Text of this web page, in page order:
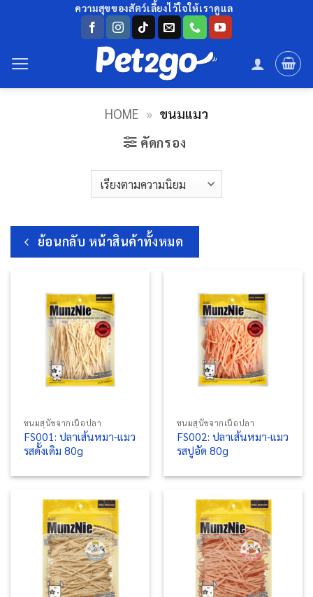
เนื้อหา
ความสุขของสัตว์เลี้ยงไว้ใจให้เราดูแล
HOME » ขนมแมว
คัดกรอง
ย้อนกลับ หน้าสินค้าทั้งหมด
ขนมสุนัขจากเนื้อปลา
FS001: ปลาเส้นหมา-แมว
รสดั้งเดิม 80g
ขนมสุนัขจากเนื้อปลา
FS002: ปลาเส้นหมา-แมว
รสปูอัด 80g